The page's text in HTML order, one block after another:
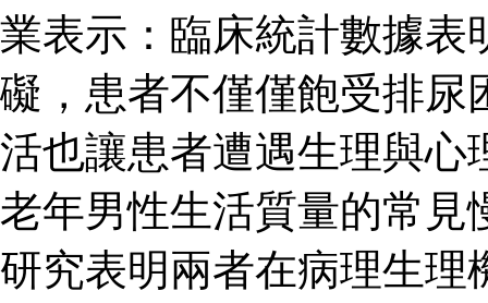
業表示：臨床統計數據表
礙，患者不僅僅飽受排尿
活也讓患者遭遇生理與心
老年男性生活質量的常見
研究表明兩者在病理生理